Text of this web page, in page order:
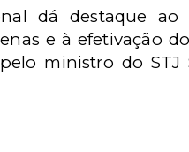
dá destaque ao
e à efetivação
ministro do